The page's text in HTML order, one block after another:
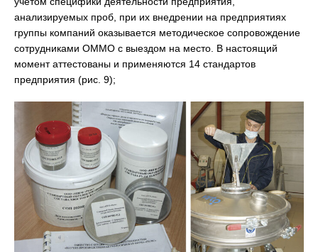
анализируемых проб, при их внедрении на предприятиях
группы компаний оказывается методическое сопровождение
сотрудниками ОММО с выездом на место. В настоящий
момент аттестованы и применяются 14 стандартов
предприятия (рис. 9);